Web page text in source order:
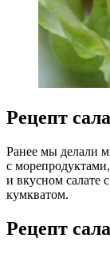
Рецепт
Ранее мы делали
с
и вкусном салате
кумкватом.
Рецепт